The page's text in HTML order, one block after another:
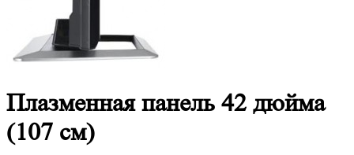
Плазменная панель 42 дюйма
(107 см)